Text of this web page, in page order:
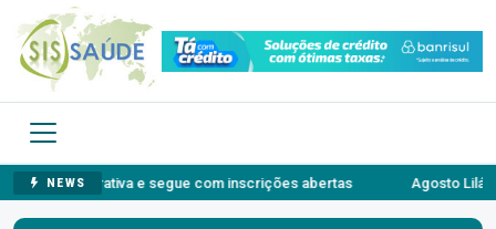
NEWS
com inscrições abertas Agosto Lilás: o